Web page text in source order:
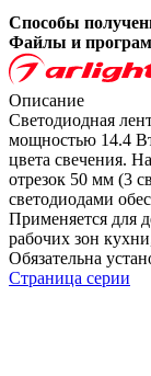
Способы
Файлы и
Описание
Светодиодная
мощностью 14.4
цвета свечения.
отрезок 50 мм (3
светодиодами
Применяется для
рабочих зон
Обязательна
Страница серии